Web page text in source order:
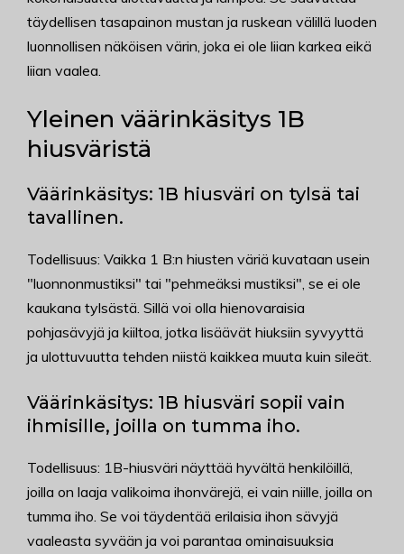
täydellisen tasapainon mustan ja ruskean välillä luoden
luonnollisen näköisen värin, joka ei ole liian karkea eikä
liian vaalea.
Yleinen väärinkäsitys 1B
hiusväristä
Väärinkäsitys: 1B hiusväri on tylsä tai
tavallinen.
Todellisuus: Vaikka 1 B:n hiusten väriä kuvataan usein
"luonnonmustiksi" tai "pehmeäksi mustiksi", se ei ole
kaukana tylsästä. Sillä voi olla hienovaraisia
pohjasävyjä ja kiiltoa, jotka lisäävät hiuksiin syvyyttä
ja ulottuvuutta tehden niistä kaikkea muuta kuin sileät.
Väärinkäsitys: 1B hiusväri sopii vain
ihmisille, joilla on tumma iho.
Todellisuus: 1B-hiusväri näyttää hyvältä henkilöillä,
joilla on laaja valikoima ihonvärejä, ei vain niille, joilla on
tumma iho. Se voi täydentää erilaisia ihon sävyjä
vaaleasta syvään ja voi parantaa ominaisuuksia